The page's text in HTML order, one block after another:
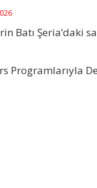
Batı Şeria’daki
Programlarıyla